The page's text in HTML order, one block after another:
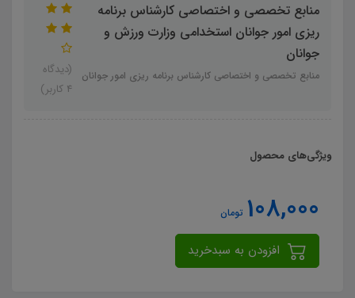
منابع تخصصی و اختصاصی کارشناس برنامه
ریزی امور جوانان استخدامی وزارت ورزش و
جوانان
منابع تخصصی و اختصاصی کارشناس برنامه ریزی امور جوانان
(دیدگاه
4 کاربر)
ویژگی‌های محصول
108,000 تومان